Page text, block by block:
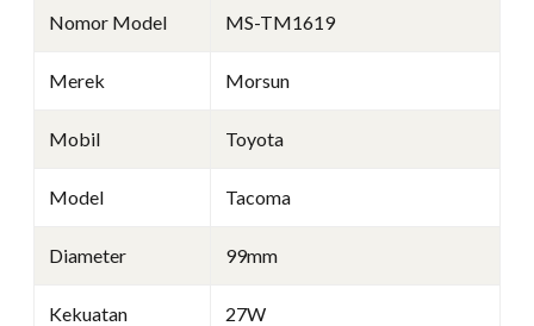
Nomor Model MS-TM1619
Merek Morsun
Mobil Toyota
Model Tacoma
Diameter 99mm
Kekuatan 27W